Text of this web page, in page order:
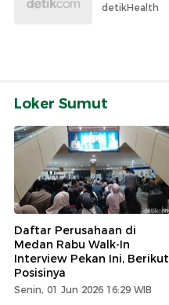
detikHealth
Loker Sumut
Daftar Perusahaan di
Medan Rabu Walk-In
Interview Pekan Ini, Berikut
Posisinya
Senin, 01 Jun 2026 16:29 WIB